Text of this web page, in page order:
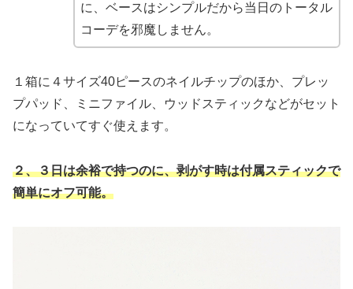
に、ベースはシンプルだから当日のトータル
コーデを邪魔しません。
１箱に４サイズ40ピースのネイルチップのほか、プレッ
プパッド、ミニファイル、ウッドスティックなどがセット
になっていてすぐ使えます。
２、３日は余裕で持つのに、剥がす時は付属スティックで
簡単にオフ可能。